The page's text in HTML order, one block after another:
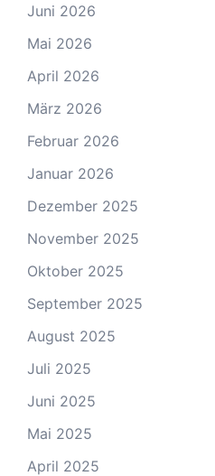
Juni 2026
Mai 2026
April 2026
März 2026
Februar 2026
Januar 2026
Dezember 2025
November 2025
Oktober 2025
September 2025
August 2025
Juli 2025
Juni 2025
Mai 2025
April 2025